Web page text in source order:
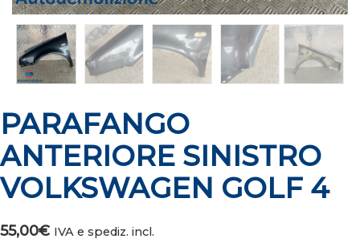
PARAFANGO
ANTERIORE SINISTRO
VOLKSWAGEN GOLF 4
55,00€ IVA e spediz. incl.